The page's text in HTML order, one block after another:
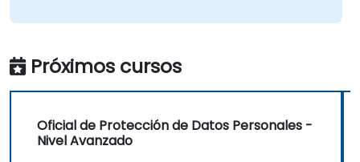
Próximos cursos
Oficial de Protección de Datos Personales -
Nivel Avanzado